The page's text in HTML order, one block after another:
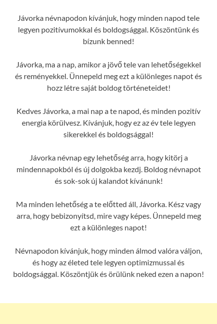
Jávorka névnapodon kívánjuk, hogy minden napod tele
legyen pozitívumokkal és boldogsággal. Köszöntünk és
bízunk benned!
Jávorka, ma a nap, amikor a jövő tele van lehetőségekkel
és reményekkel. Ünnepeld meg ezt a különleges napot és
hozz létre saját boldog történeteidet!
Kedves Jávorka, a mai nap a te napod, és minden pozitív
energia körülvesz. Kívánjuk, hogy ez az év tele legyen
sikerekkel és boldogsággal!
Jávorka névnap egy lehetőség arra, hogy kitörj a
mindennapokból és új dolgokba kezdj. Boldog névnapot
és sok-sok új kalandot kívánunk!
Ma minden lehetőség a te előtted áll, Jávorka. Kész vagy
arra, hogy bebizonyítsd, mire vagy képes. Ünnepeld meg
ezt a különleges napot!
Névnapodon kívánjuk, hogy minden álmod valóra váljon,
és hogy az életed tele legyen optimizmussal és
boldogsággal. Köszöntjük és örülünk neked ezen a napon!